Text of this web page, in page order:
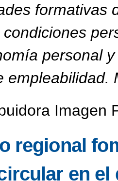
formativas
personal
empleabilidad.
Imagen
regional
en el